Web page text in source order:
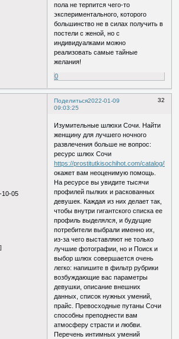
пола не терпится чего-то
экспериментального, которого
большинство не в силах получить в
постели с женой, но с
индивидуалками можно
реализовать самые тайные
желания!
0
Поделиться 32
2022-01-09
09:03:25
10-05
Изумительные шлюхи Сочи. Найти
женщину для лучшего ночного
развлечения больше не вопрос:
ресурс шлюх Сочи
https://prostitutkisochihot.com/catalog/
окажет вам неоценимую помощь.
На ресурсе вы увидите тысячи
профилей пылких и раскованных
девушек. Каждая из них делает так,
чтобы внутри гигантского списка ее
профиль выделялся, и будущие
потребители выбрали именно их,
из-за чего выставляют не только
лучшие фотографии, но и Поиск и
выбор шлюх совершается очень
легко: напишите в фильтр рубрики
возбуждающие вас параметры
девушки, описание внешних
данных, список нужных умений,
прайс. Превосходные путаны Сочи
способны преподнести вам
атмосферу страсти и любви.
Перечень интимных умений